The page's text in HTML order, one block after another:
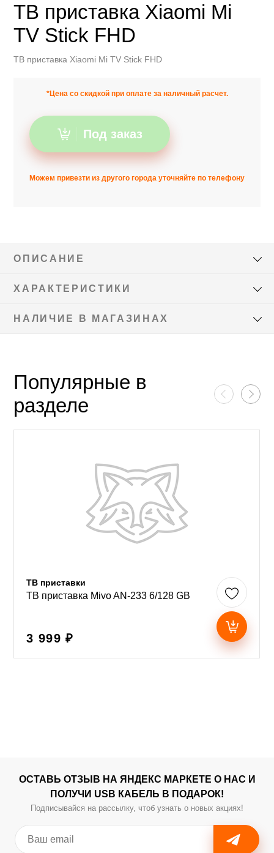
ТВ приставка Xiaomi Mi
TV Stick FHD
ТВ приставка Xiaomi Mi TV Stick FHD
*Цена со скидкой при оплате за наличный расчет.
Под заказ
Можем привезти из другого города уточняйте по телефону
ОПИСАНИЕ
ХАРАКТЕРИСТИКИ
НАЛИЧИЕ В МАГАЗИНАХ
Популярные в
разделе
ТВ приставки
ТВ приставка Mivo AN-233 6/128 GB
3 999 ₽
ОСТАВЬ ОТЗЫВ НА ЯНДЕКС МАРКЕТЕ О НАС И
ПОЛУЧИ USB КАБЕЛЬ В ПОДАРОК!
Подписывайся на рассылку, чтоб узнать о новых акциях!